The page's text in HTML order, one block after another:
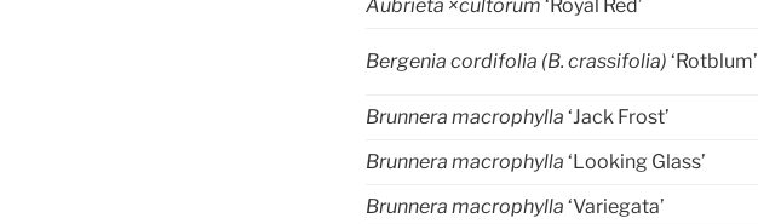
Aubrieta ×cultorum ‘Royal Red’
Bergenia cordifolia (B. crassifolia) ‘Rotblum’
Brunnera macrophylla ‘Jack Frost’
Brunnera macrophylla ‘Looking Glass’
Brunnera macrophylla ‘Variegata’